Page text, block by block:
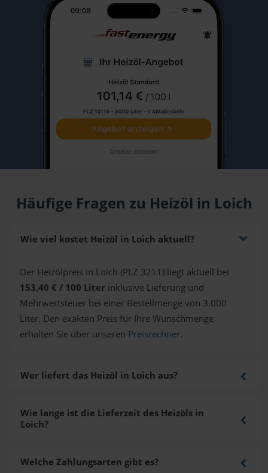
Häufige Fragen zu Heizöl in Loich
Wie viel kostet Heizöl in Loich aktuell?
Der Heizölpreis in Loich (PLZ 3211) liegt aktuell bei
153,40 € / 100 Liter inklusive Lieferung und
Mehrwertsteuer bei einer Bestellmenge von 3.000
Liter. Den exakten Preis für Ihre Wunschmenge
erhalten Sie über unseren Preisrechner.
Wer liefert das Heizöl in Loich aus?
Wie lange ist die Lieferzeit des Heizöls in
Loich?
Welche Zahlungsarten gibt es?